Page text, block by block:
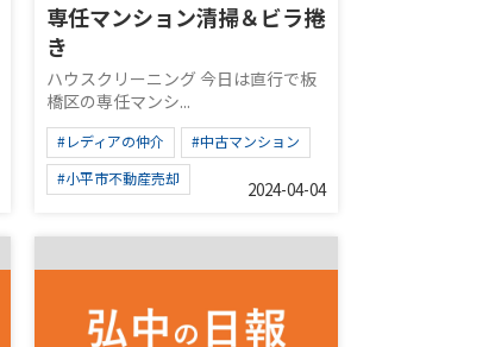
専任マンション清掃＆ビラ捲
き
ハウスクリーニング 今日は直行で板
橋区の専任マンシ...
#レディアの仲介
#中古マンション
#小平市不動産売却
2024-04-04